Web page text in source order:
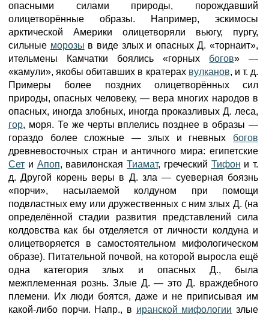
опасными силами природы, порождавший
олицетворённые образы. Например, эскимосы
арктической Америки олицетворяли вьюгу, пургу,
сильные морозы в виде злых и опасных Д. «торнаит»,
ительмены Камчатки боялись «горных богов» —
«камули», якобы обитавших в кратерах вулканов, и т. д.
Примеры более поздних олицетворённых сил
природы, опасных человеку, — вера многих народов в
опасных, иногда злобных, иногда проказливых Д. леса,
гор, моря. Те же черты вплелись позднее в образы —
гораздо более сложные — злых и гневных богов
древневосточных стран и античного мира: египетские
Сет и Апоп, вавилонская Тиамат, греческий Тифон и т.
д. Другой корень веры в Д. зла — суеверная боязнь
«порчи», насылаемой колдуном при помощи
подвластных ему или дружественных с ним злых Д. (на
определённой стадии развития представлений сила
колдовства как бы отделяется от личности колдуна и
олицетворяется в самостоятельном мифологическом
образе). Питательной почвой, на которой выросла ещё
одна категория злых и опасных Д., была
межплеменная рознь. Злые Д. — это Д. враждебного
племени. Их люди боятся, даже и не приписывая им
какой-либо порчи. Напр., в иранской мифологии злые